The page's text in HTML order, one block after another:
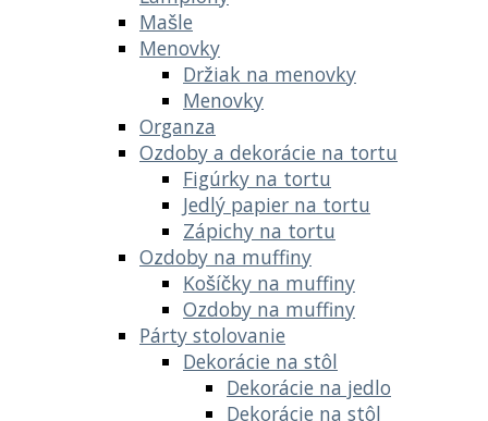
Mašle
Menovky
Držiak na menovky
Menovky
Organza
Ozdoby a dekorácie na tortu
Figúrky na tortu
Jedlý papier na tortu
Zápichy na tortu
Ozdoby na muffiny
Košíčky na muffiny
Ozdoby na muffiny
Párty stolovanie
Dekorácie na stôl
Dekorácie na jedlo
Dekorácie na stôl